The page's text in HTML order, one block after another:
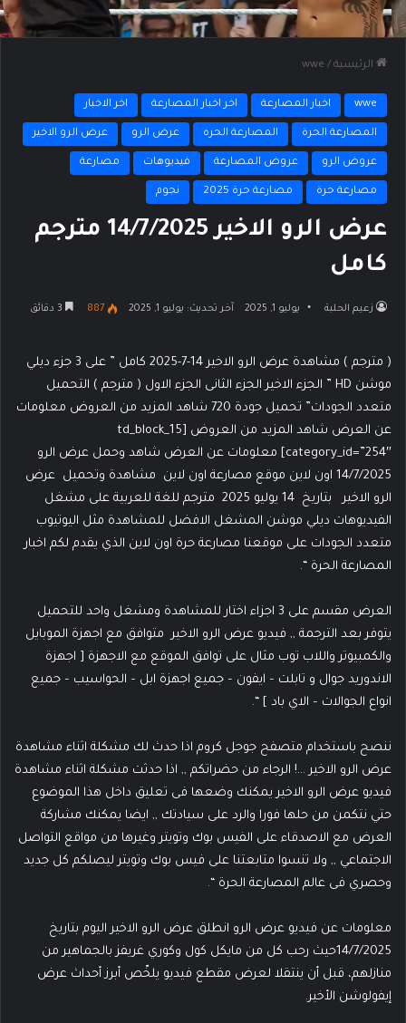
الرئيسية /
wwe
wwe اخبار المصارعة اخر اخبار المصارعة اخر الاخبار
المصارعة الحرة المصارعة الحره عرض الرو عرض الرو الاخير
عروض الرو عروض المصارعة فيديوهات مصارعة
مصارعة حرة مصارعة حرة 2025 نجوم
عرض الرو الاخير 14/7/2025 مترجم
كامل
زعيم الحلبة يوليو 1, 2025 آخر تحديث: يوليو 1, 2025 887
( مترجم ) مشاهدة عرض الرو الاخير 14-7-2025 كامل ” على 3 جزء ديلي
موشن HD ” الجزء الاخير الجزء الثانى الجزء الاول ( مترجم ) التحميل
متعدد الجودات” تحميل جودة 720 شاهد المزيد من العروض معلومات
عن العرض شاهد المزيد من العروض [td_block_15
category_id=”254″] معلومات عن العرض شاهد وحمل عرض الرو
14/7/2025 اون لاين موقع مصارعة اون لاين مشاهدة وتحميل عرض
الرو الاخير بتاريخ 14 يوليو 2025 مترجم للغة للعربية على مشغل
الفيديوهات ديلي موشن المشغل الافضل للمشاهدة مثل اليوتيوب
متعدد الجودات على موقعنا مصارعة حرة اون لاين الذي يقدم لكم اخبار
المصارعة الحرة “.
العرض مقسم على 3 اجزاء اختار للمشاهدة ومشغل واحد للتحميل
يتوفر بعد الترجمة ,, فيديو عرض الرو الاخير متوافق مع اجهزة الموبايل
والكمبيوتر واللاب توب مثال على توافق الموقع مع الاجهزة [ اجهزة
الاندوريد جوال و تابلت – ايفون – جميع اجهزة ابل – الحواسيب – جميع
انواع الجوالات – الاي باد ] “.
ننصح باستخدام متصفح جوجل كروم اذا حدث لك مشكلة اثناء مشاهدة
عرض الرو الاخير …! الرجاء من حضراتكم ,, اذا حدثت مشكلة اثناء مشاهدة
فيديو عرض الرو الاخير يمكنك وضعها فى تعليق داخل هذا الموضوع
حتي نتكمن من حلها فورا والرد على سيادتك ,, ايضا يمكنك مشاركة
العرض مع الاصدقاء على الفيس بوك وتويتر وغيرها من مواقع التواصل
الاجتماعي ,, ولا تنسوا متابعتنا على فيس بوك وتويتر ليصلكم كل جديد
وحصري فى عالم المصارعة الحرة “.
معلومات عن فيديو عرض الرو انطلق عرض الرو الاخير اليوم بتاريخ
14/7/2025حيث رحب كل من مايكل كول وكوري غريفز بالجماهير من
منازلهم، قبل أن ينتقلا لعرض مقطع فيديو يلخّص أبرز أحداث عرض
إيفولوشن الأخير.